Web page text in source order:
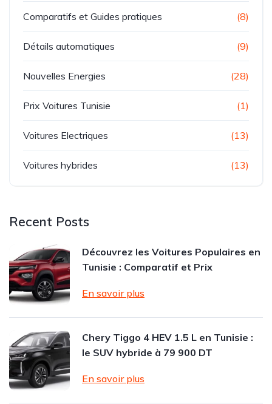
Comparatifs et Guides pratiques (8)
Détails automatiques (9)
Nouvelles Energies (28)
Prix Voitures Tunisie (1)
Voitures Electriques (13)
Voitures hybrides (13)
Recent Posts
Découvrez les Voitures Populaires en
Tunisie : Comparatif et Prix
En savoir plus
Chery Tiggo 4 HEV 1.5 L en Tunisie :
le SUV hybride à 79 900 DT
En savoir plus